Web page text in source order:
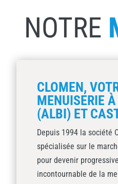
NOTRE
CLOMEN,
MENUISERIE
(ALBI) ET
Depuis 1994 la société
spécialisée sur le
pour devenir
incontournable de la